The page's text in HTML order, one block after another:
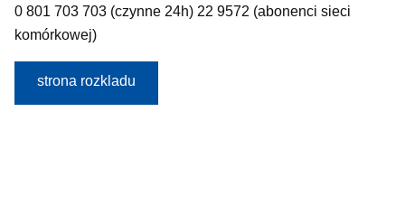
0 801 703 703 (czynne 24h) 22 9572 (abonenci sieci
komórkowej)
strona rozkladu